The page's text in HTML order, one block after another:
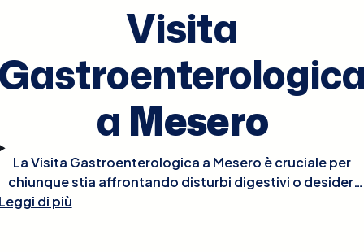
Visita
a Mesero
La Visita Gastroenterologica a Mesero è cruciale per
chiunque stia affrontando disturbi digestivi o desideri
valutare la salute del proprio apparato
di più